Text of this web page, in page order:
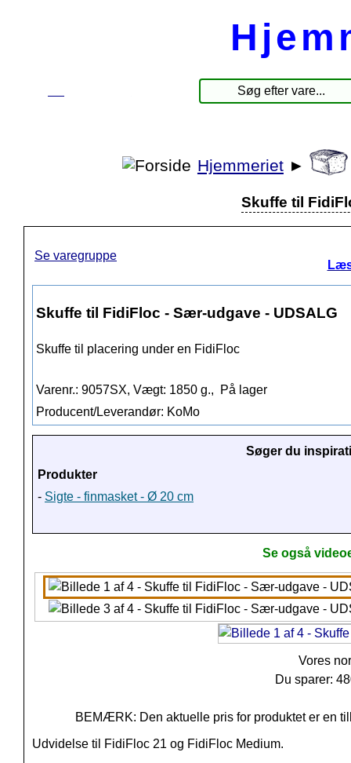
Hjemmeriet ►
Skuffe til
Se varegruppe
Skuffe til FidiFloc - Sær-udgave - UDSALG
Skuffe til placering under en FidiFloc
Varenr.: 9057SX, Vægt: 1850 g.,
På lager
Producent/Leverandør: KoMo
Søger du
Produkter
- Sigte - finmasket - Ø 20 cm
Se også
Vores
Du sparer:
BEMÆRK: Den aktuelle pris for produktet er en
Udvidelse til FidiFloc 21 og FidiFloc Medium.